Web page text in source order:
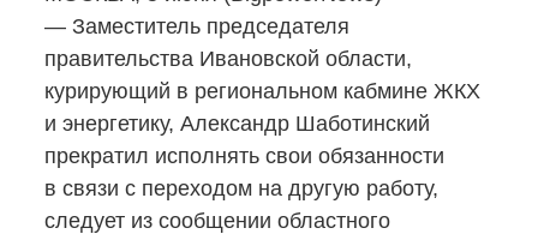
— Заместитель председателя
правительства Ивановской области,
курирующий в региональном кабмине ЖКХ
и энергетику, Александр Шаботинский
прекратил исполнять свои обязанности
в связи с переходом на другую работу,
следует из сообщении областного